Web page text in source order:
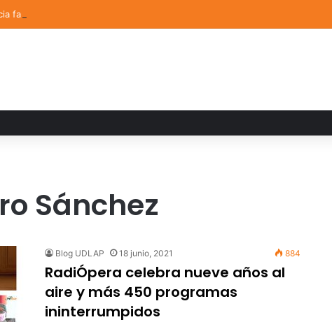
familiar marca el cierre del Curso de Verano de Escuelas Aztecas
Sánchez
Blog UDLAP 18 junio, 2021 884
RadiÓpera celebra nueve años al
aire y más 450 programas
ininterrumpidos